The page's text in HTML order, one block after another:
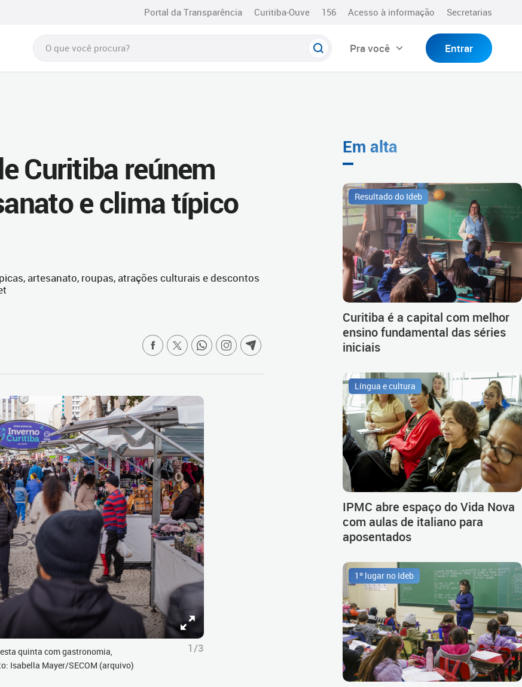
Portal da Transparência Curitiba-Ouve 156 Acesso à informação Secretarias
Pra você Entrar
Curitiba reúnem
e clima típico
artesanato, roupas, atrações culturais e descontos
quinta com gastronomia,
Isabella Mayer/SECOM (arquivo)
1/3
Em alta
Resultado do Ideb
Curitiba é a capital com melhor
ensino fundamental das séries
iniciais
Língua e cultura
IPMC abre espaço do Vida Nova
com aulas de italiano para
aposentados
1º lugar no Ideb